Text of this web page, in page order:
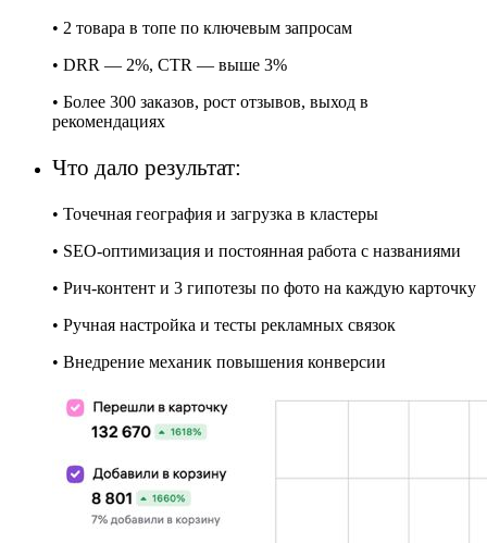
• 2 товара в топе по ключевым запросам
• DRR — 2%, CTR — выше 3%
• Более 300 заказов, рост отзывов, выход в
рекомендациях
Что дало результат:
• Точечная география и загрузка в кластеры
• SEO-оптимизация и постоянная работа с названиями
• Рич-контент и 3 гипотезы по фото на каждую карточку
• Ручная настройка и тесты рекламных связок
• Внедрение механик повышения конверсии